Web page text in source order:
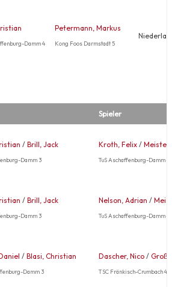
Damm 4
Petermann, Markus
Kong Foos Darmstadt 5
Spieler
/ Brill, Jack
Damm 3
Kroth, Felix /
TuS Aschaffenburg-Damm 4
/ Brill, Jack
Damm 3
Nelson, Adrian /
TuS Aschaffenburg-Damm 4
/ Blasi, Christian
Damm 3
Dascher, Nico /
TSC Fränkisch-Crumbach 4